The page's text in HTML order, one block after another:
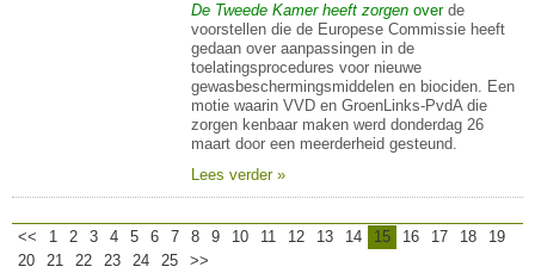
De Tweede Kamer heeft zorgenoverde
voorstellen die de Europese Commissie heeft
gedaan over aanpassingen in de
toelatingsprocedures voor nieuwe
gewasbeschermingsmiddelen en biociden. Een
motie waarin VVD en GroenLinks-PvdA die
zorgen kenbaar maken werd donderdag 26
maart door een meerderheid gesteund.
Lees verder »
<< 1 2 3 4 5 6 7 8 9 10 11 12 13 14 15 16 17 18
19
20
21 22 23 24 25 >>